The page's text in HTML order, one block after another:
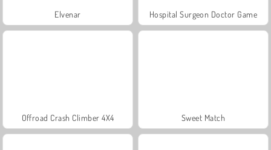
Elvenar Hospital Surgeon Doctor Game
Offroad Crash Climber 4X4 Sweet Match